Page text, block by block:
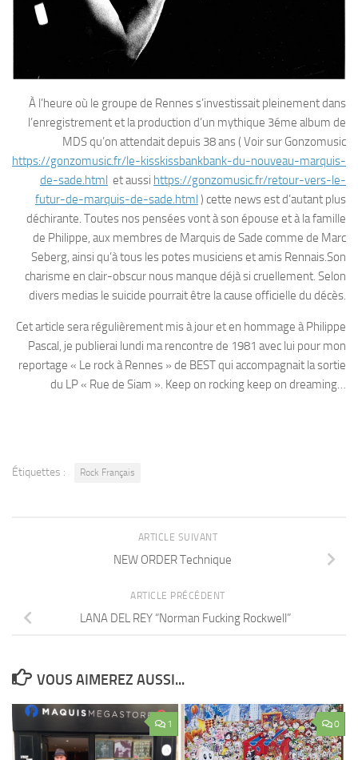
À l’heure où le groupe de Rennes s’investissait pleinement dans
l’enregistrement et la production d’un mythique 3éme album de
MDS qu’on attendait depuis 38 ans ( Voir sur Gonzomusic
https://gonzomusic.fr/le-kisskissbankbank-du-nouveau-marquis-
de-sade.html et aussi https://gonzomusic.fr/retour-vers-le-
futur-de-marquis-de-sade.html ) cette news est d’autant plus
déchirante. Toutes nos pensées vont à son épouse et à la famille
de Philippe, aux membres de Marquis de Sade comme de Marc
Seberg, ainsi qu’à tous les potes musiciens et amis Rennais.Son
charisme en clair-obscur nous manque déjà si cruellement. Selon
divers medias le suicide pourrait être la cause officielle du décès.
Cet article sera régulièrement mis à jour et en hommage à Philippe
Pascal, je publierai lundi ma rencontre de 1981 avec lui pour mon
reportage « Le rock à Rennes » de BEST qui accompagnait la sortie
du LP « Rue de Siam ». Keep on rocking keep on dreaming…
Étiquettes : Rock Français
ARTICLE SUIVANT
NEW ORDER Technique
ARTICLE PRÉCÉDENT
LANA DEL REY “Norman Fucking Rockwell”
VOUS AIMEREZ AUSSI...
1 0